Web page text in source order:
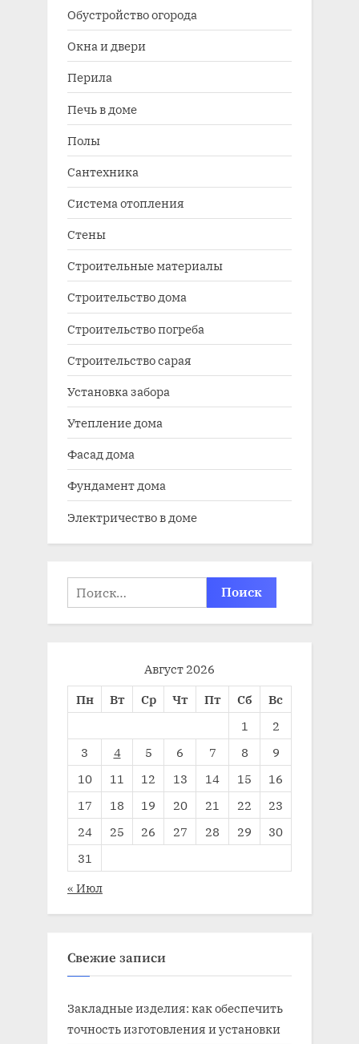
Обустройство огорода
Окна и двери
Перила
Печь в доме
Полы
Сантехника
Система отопления
Стены
Строительные материалы
Строительство дома
Строительство погреба
Строительство сарая
Установка забора
Утепление дома
Фасад дома
Фундамент дома
Электричество в доме
Найти:
Август 2026
Пн
Вт Ср Чт Пт Сб
Вс
1
2
3
4 5 6 7 8
9
10
11 12 13 14 15
16
17
18 19 20 21 22
23
24
25 26 27 28 29
30
31
« Июл
Свежие записи
Закладные изделия: как обеспечить
точность изготовления и установки